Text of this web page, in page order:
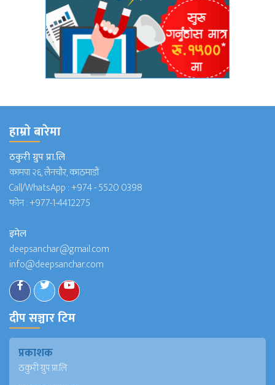
हाम्राे बारेमा
ठकुरी ग्रुप प्रा.लि
कामपा २६, लैनचौर, काठमाडौं
Call/WhatsApp :+974 - 5520 0398
फोन :+977-1-4412275
इमेल
deepsanchar@gmail.com
info@deepsanchar.com
दीप सञ्चार टिम
प्रकाशक
ठकुरी ग्रुप प्रा.लि